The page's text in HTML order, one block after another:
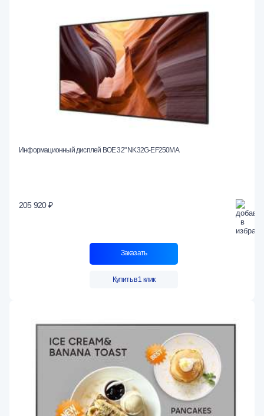
Информационный дисплей BOE 32" NK32G-EF250MA
205 920 ₽
Заказать
Купить в 1 клик